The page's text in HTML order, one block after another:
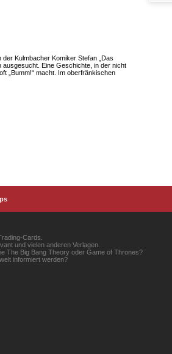
Kulmbacher Komiker Stefan „Das
ausgesucht. Eine Geschichte, in der nicht
„Bumm!“ macht. Im oberfränkischen
Cards.
und vielen anderen Verlagen.
The Big Bang Theory oder Game of Thrones?
informiert werden?